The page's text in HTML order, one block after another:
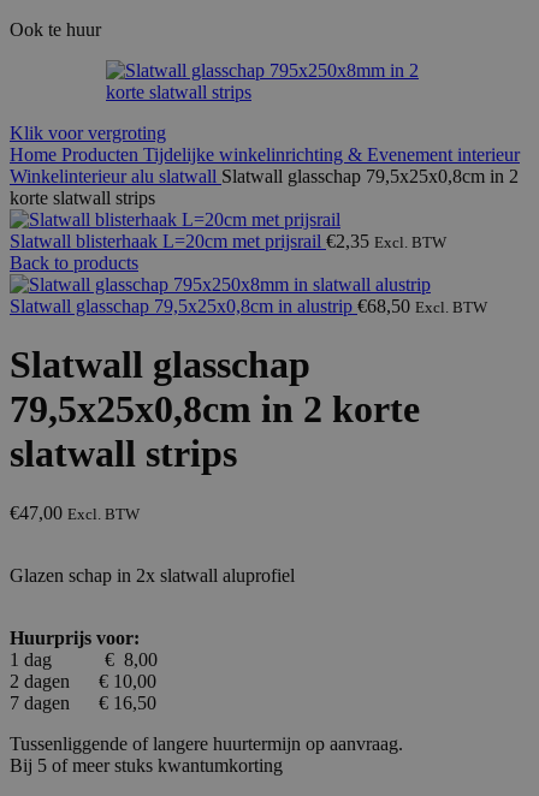
Ook te huur
Klik voor vergroting
Home Producten Tijdelijke winkelinrichting & Evenement interieur
Winkelinterieur alu slatwall Slatwall glasschap 79,5x25x0,8cm in 2
korte slatwall strips
Slatwall blisterhaak L=20cm met prijsrail €2,35 Excl. BTW
Back to products
Slatwall glasschap 79,5x25x0,8cm in alustrip €68,50 Excl. BTW
Slatwall glasschap
79,5x25x0,8cm in 2 korte
slatwall strips
€47,00 Excl. BTW
Glazen schap in 2x slatwall aluprofiel
Huurprijs voor:
1 dag € 8,00
2 dagen € 10,00
7 dagen € 16,50
Tussenliggende of langere huurtermijn op aanvraag.
Bij 5 of meer stuks kwantumkorting